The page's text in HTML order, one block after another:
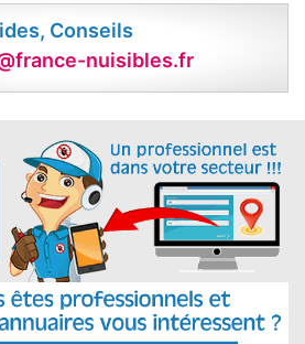
Conseils
nuisibles.fr